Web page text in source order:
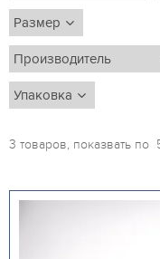
3 товаров, показвать по